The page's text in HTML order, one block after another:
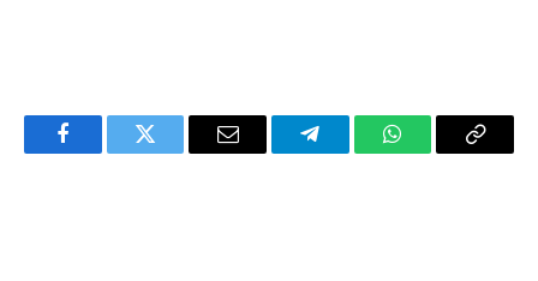
FacebookTwitter Email TelegramWhatsAppCopy